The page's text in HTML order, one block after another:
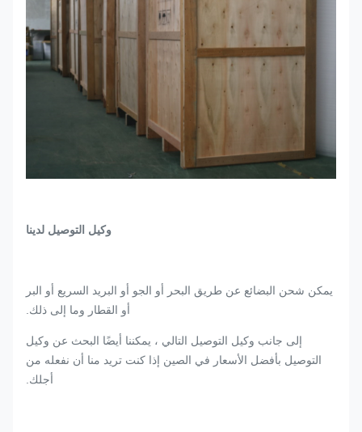
وكيل التوصيل لدينا
يمكن شحن البضائع عن طريق البحر أو الجو أو البريد السريع أو البر
أو القطار وما إلى ذلك.
إلى جانب وكيل التوصيل التالي ، يمكننا أيضًا البحث عن وكيل
التوصيل بأفضل الأسعار في الصين إذا كنت تريد منا أن نفعله من
أجلك.